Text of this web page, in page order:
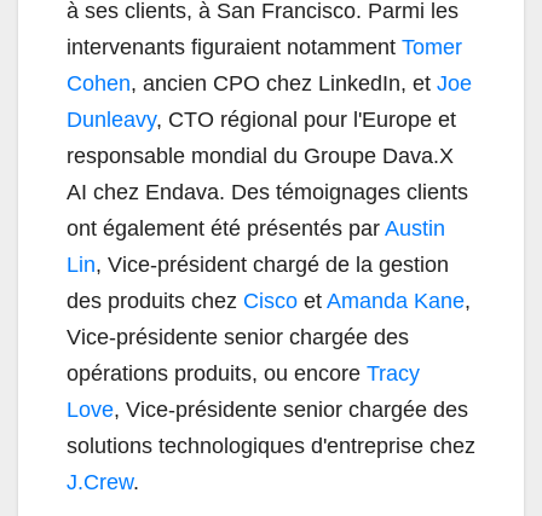
à ses clients, à San Francisco. Parmi les
intervenants figuraient notamment Tomer
Cohen, ancien CPO chez LinkedIn, et Joe
Dunleavy, CTO régional pour l'Europe et
responsable mondial du Groupe Dava.X
AI chez Endava. Des témoignages clients
ont également été présentés par Austin
Lin, Vice-président chargé de la gestion
des produits chez Cisco et Amanda Kane,
Vice-présidente senior chargée des
opérations produits, ou encore Tracy
Love, Vice-présidente senior chargée des
solutions technologiques d'entreprise chez
J.Crew.